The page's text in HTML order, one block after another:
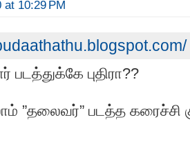
at 10:29 PM
படத்துக்கே புதிரா??
”தலைவர்” படத்த கரைச்சி